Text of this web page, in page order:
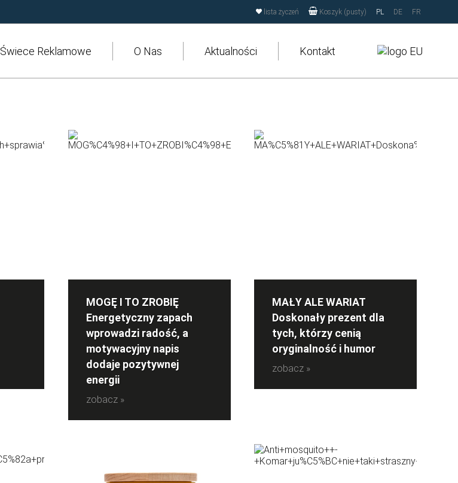
. Możesz określić warunki przechowywania lub dostępu do plików cookies w Twojej
lista życzeń Koszyk (pusty) PL DE FR
Świece Reklamowe O Nas Aktualności Kontakt
MOGĘ I TO ZROBIĘ
Energetyczny zapach
wprowadzi radość, a
motywacyjny napis
dodaje pozytywnej
energii
zobacz »
MAŁY ALE WARIAT
Doskonały prezent dla
tych, którzy cenią
oryginalność i humor
zobacz »